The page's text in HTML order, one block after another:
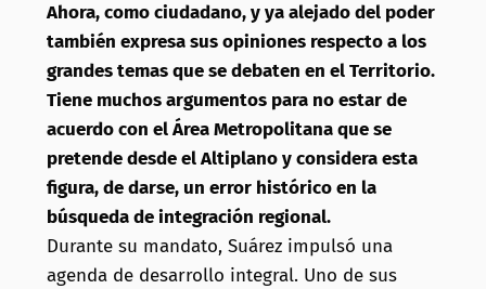
Ahora, como ciudadano, y ya alejado del poder
también expresa sus opiniones respecto a los
grandes temas que se debaten en el Territorio.
Tiene muchos argumentos para no estar de
acuerdo con el Área Metropolitana que se
pretende desde el Altiplano y considera esta
figura, de darse, un error histórico en la
búsqueda de integración regional.
Durante su mandato, Suárez impulsó una
agenda de desarrollo integral. Uno de sus